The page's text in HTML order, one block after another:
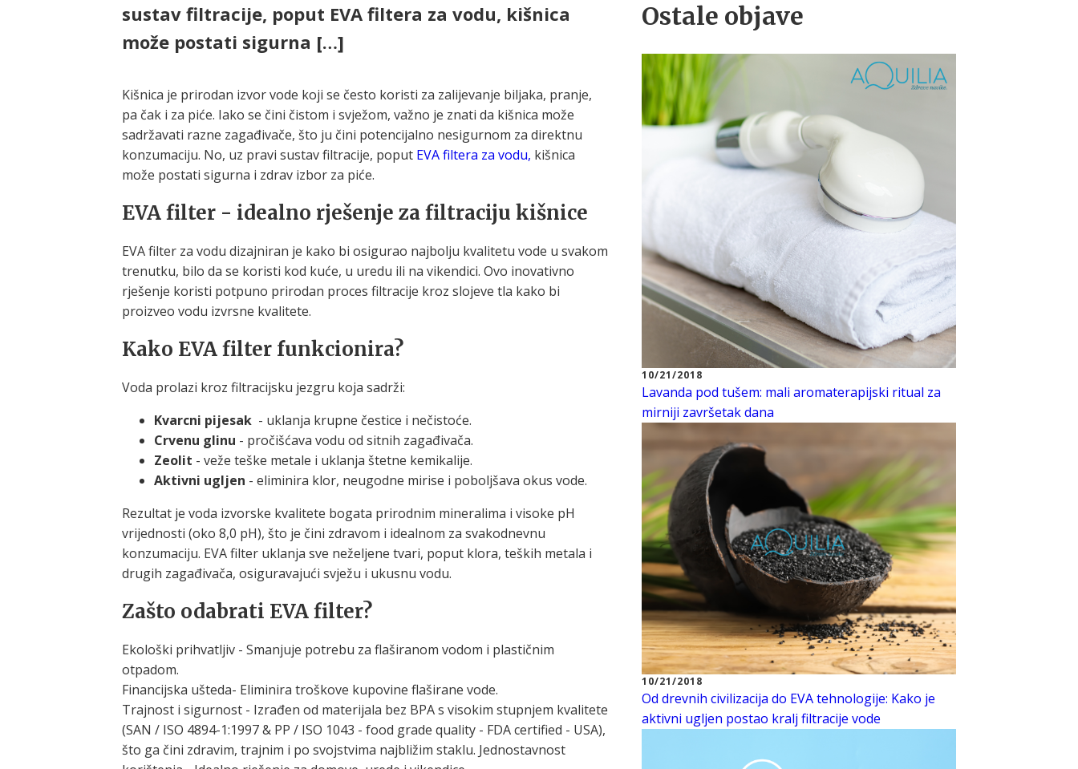
sustav filtracije, poput EVA filtera za vodu, kišnica
može postati sigurna […]
Kišnica je prirodan izvor vode koji se često koristi za zalijevanje biljaka, pranje,
pa čak i za piće. Iako se čini čistom i svježom, važno je znati da kišnica može
sadržavati razne zagađivače, što ju čini potencijalno nesigurnom za direktnu
konzumaciju. No, uz pravi sustav filtracije, poput EVA filtera za vodu, kišnica
može postati sigurna i zdrav izbor za piće.
EVA filter - idealno rješenje za filtraciju kišnice
EVA filter za vodu dizajniran je kako bi osigurao najbolju kvalitetu vode u svakom
trenutku, bilo da se koristi kod kuće, u uredu ili na vikendici. Ovo inovativno
rješenje koristi potpuno prirodan proces filtracije kroz slojeve tla kako bi
proizveo vodu izvrsne kvalitete.
Kako EVA filter funkcionira?
Voda prolazi kroz filtracijsku jezgru koja sadrži:
Kvarcni pijesak - uklanja krupne čestice i nečistoće.
Crvenu glinu - pročišćava vodu od sitnih zagađivača.
Zeolit - veže teške metale i uklanja štetne kemikalije.
Aktivni ugljen - eliminira klor, neugodne mirise i poboljšava okus vode.
Rezultat je voda izvorske kvalitete bogata prirodnim mineralima i visoke pH
vrijednosti (oko 8,0 pH), što je čini zdravom i idealnom za svakodnevnu
konzumaciju. EVA filter uklanja sve neželjene tvari, poput klora, teških metala i
drugih zagađivača, osiguravajući svježu i ukusnu vodu.
Zašto odabrati EVA filter?
Ekološki prihvatljiv - Smanjuje potrebu za flaširanom vodom i plastičnim
otpadom.
Financijska ušteda- Eliminira troškove kupovine flaširane vode.
Trajnost i sigurnost - Izrađen od materijala bez BPA s visokim stupnjem kvalitete
(SAN / ISO 4894-1:1997 & PP / ISO 1043 - food grade quality - FDA certified - USA),
što ga čini zdravim, trajnim i po svojstvima najbližim staklu. Jednostavnost
Ostale objave
10/21/2018
Lavanda pod tušem: mali aromaterapijski ritual za
mirniji završetak dana
10/21/2018
Od drevnih civilizacija do EVA tehnologije: Kako je
aktivni ugljen postao kralj filtracije vode